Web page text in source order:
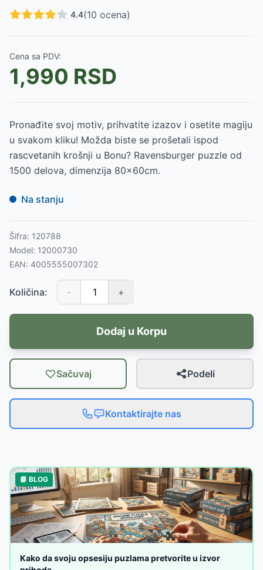
4.4(10 ocena)
Cena sa PDV:
1,990 RSD
Pronađite svoj motiv, prihvatite izazov i osetite magiju
u svakom kliku! Možda biste se prošetali ispod
rascvetanih krošnji u Bonu? Ravensburger puzzle od
1500 delova, dimenzija 80x60cm.
Na stanju
Šifra: 120788
Model: 12000730
EAN: 4005555007302
Količina: - +
Dodaj u Korpu
Sačuvaj Podeli
Kontaktirajte nas
📘 BLOG
Kako da svoju opsesiju puzlama pretvorite u izvor